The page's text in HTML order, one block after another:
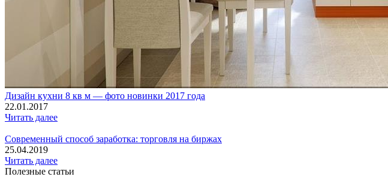
Дизайн кухни 8 кв м — фото новинки 2017 года
22.01.2017
Читать далее
Современный способ заработка: торговля на биржах
25.04.2019
Читать далее
Полезные статьи